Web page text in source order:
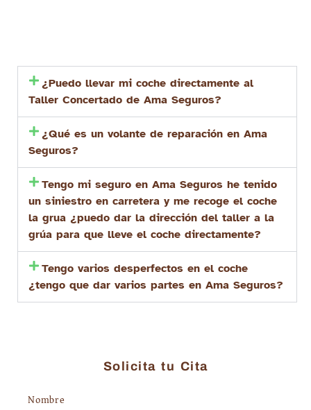
¿Puedo llevar mi coche directamente al
Taller Concertado de Ama Seguros?
¿Qué es un volante de reparación en Ama
Seguros?
Tengo mi seguro en Ama Seguros he tenido
un siniestro en carretera y me recoge el coche
la grua ¿puedo dar la dirección del taller a la
grúa para que lleve el coche directamente?
Tengo varios desperfectos en el coche
¿tengo que dar varios partes en Ama Seguros?
Solicita tu Cita
Nombre